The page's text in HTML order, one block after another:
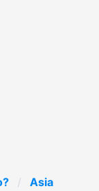
Asia